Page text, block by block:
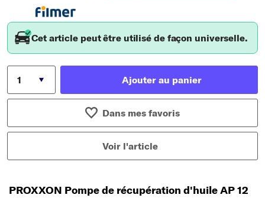
Cet article peut être utilisé de façon universelle.
Ajouter au panier
Dans mes favoris
Voir l'article
PROXXON Pompe de récupération d'huile AP 12